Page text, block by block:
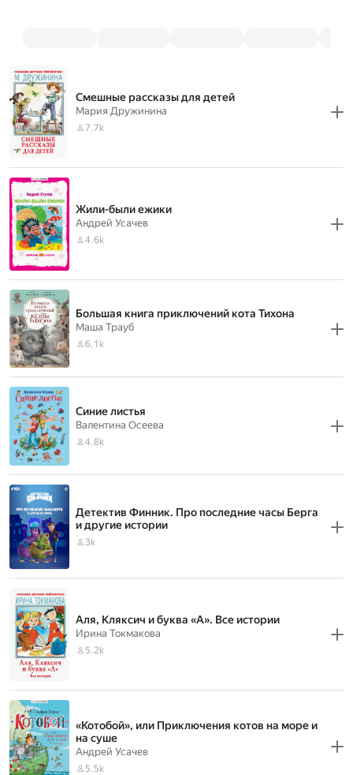
Смешные рассказы для детей
Мария Дружинина
7.7k
Жили-были ежики
Андрей Усачев
4.6k
Большая книга приключений кота Тихона
Маша Трауб
6.1k
Синие листья
Валентина Осеева
4.8k
Детектив Финник. Про последние часы Берга
и другие истории
3k
Аля, Кляксич и буква «А». Все истории
Ирина Токмакова
5.2k
«Котобой», или Приключения котов на море и
на суше
Андрей Усачев
5.5k